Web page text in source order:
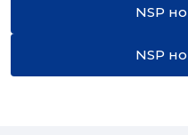
NSP
NSP